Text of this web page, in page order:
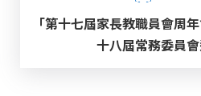
「第十七屆家長教職員會周
十八屆常務委員會